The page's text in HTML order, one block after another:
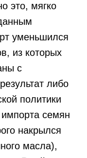
это, мягко
уменьшился
из которых
с
либо
политики
импорта семян
накрылся
масла),